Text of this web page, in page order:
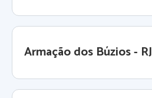
Armação dos Búzios - RJ